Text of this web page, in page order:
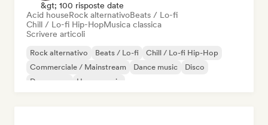
&gt; 100 risposte date
Acid houseRock alternativoBeats / Lo-fi
Chill / Lo-fi Hip-HopMusica classica
Scrivere articoli
Rock alternativo Beats / Lo-fi
Chill / Lo-fi Hip-Hop
Commerciale / Mainstream
Dance music
Disco
Dream pop
House music